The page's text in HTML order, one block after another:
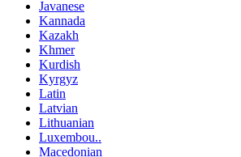
Javanese
Kannada
Kazakh
Khmer
Kurdish
Kyrgyz
Latin
Latvian
Lithuanian
Luxembou..
Macedonian